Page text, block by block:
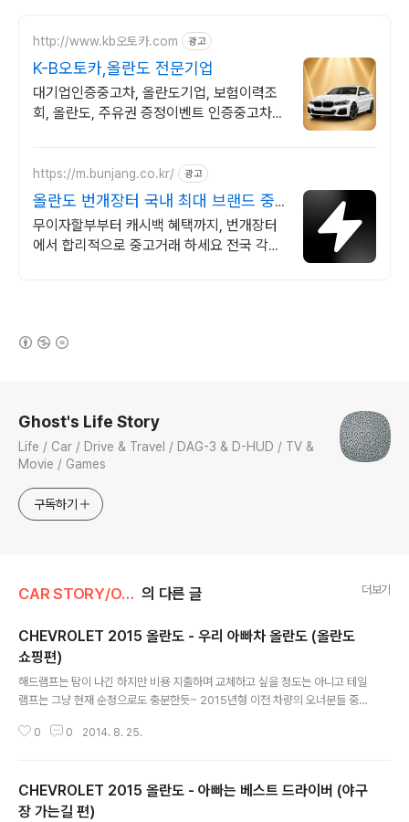
http://www.kb오토카.com 광고
K-B오토카,올란도 전문기업
대기업인증중고차, 올란도기업, 보험이력조
회, 올란도, 주유권 증정이벤트 인증중고차 7
https://m.bunjang.co.kr/ 광고
올란도 번개장터 국내 최대 브랜드 중
고거래
무이자할부부터 캐시백 혜택까지, 번개장터
에서 합리적으로 중고거래 하세요 전국 각지
Ghost's Life Story
Life / Car / Drive & Travel / DAG-3 & D-HUD / TV &
Movie / Games
구독하기
CAR STORY/ORLANDO 의 다른 글 더보기
CHEVROLET 2015 올란도 - 우리 아빠차 올란도 (올란도
쇼핑편)
해드램프는 탐이 나긴 하지만 비용 지출하며 교체하고 싶을 정도는 아니고 테일
램프는 그냥 현재 순정으로도 충분한듯~ 2015년형 이전 차량의 오너분들 중에
0 0 2014. 8. 25.
CHEVROLET 2015 올란도 - 아빠는 베스트 드라이버 (야구
장 가는길 편)